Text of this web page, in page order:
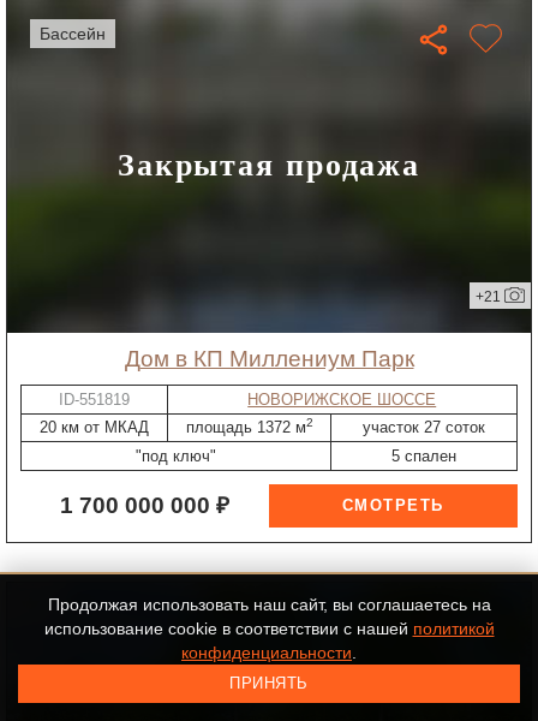
бассейн
Закрытая продажа
+21
дом в КП Миллениум Парк
ID-551819
НОВОРИЖСКОЕ ШОССЕ
20 км от МКАД
площадь 1372 м2
участок 27 соток
"под ключ"
5 спален
1 700 000 000 ₽
Продолжая использовать наш сайт, вы соглашаетесь на
использование cookie в соответствии с нашей политикой
конфиденциальности
ПРИНЯТЬ